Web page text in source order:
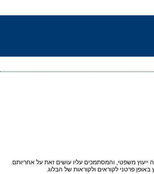
ייעוץ משפטי, והמסתמכים עליו עושים זאת על אחריותם.
באופן פרטני לקוראים ולקוראות של הבלוג.